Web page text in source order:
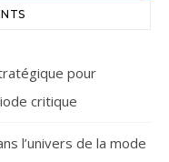
pour
critique
l’univers de la mode